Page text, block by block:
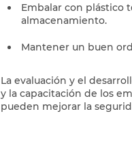
Embalar con plástico
almacenamiento.
Mantener un buen
La evaluación y el
y la capacitación de los
pueden mejorar la